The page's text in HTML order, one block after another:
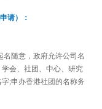
请）：
随意，政府允许公司名
会、社团、中心、研究
;申办香港社团的名称务